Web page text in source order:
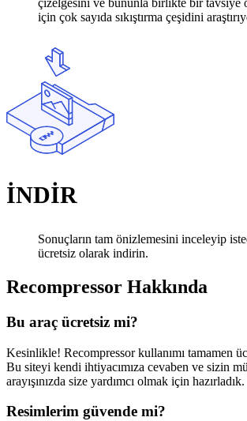
çizelgesini ve bununla birlikte bir tavsiye
için çok sayıda sıkıştırma çeşidini
İNDİR
Sonuçların tam önizlemesini inceleyip
ücretsiz olarak indirin.
Recompressor Hakkında
Bu araç ücretsiz mi?
Kesinlikle! Recompressor kullanımı tamamen
Bu siteyi kendi ihtiyacımıza cevaben ve sizin
arayışınızda size yardımcı olmak için hazırladık.
Resimlerim güvende mi?